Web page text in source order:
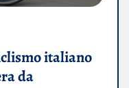
italiano
da